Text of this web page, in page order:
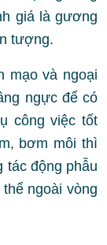
giá là gương
tượng.
mạo và ngoại
ngực để có
công việc tốt
bơm môi thì
tác động phẫu
ngoài vòng